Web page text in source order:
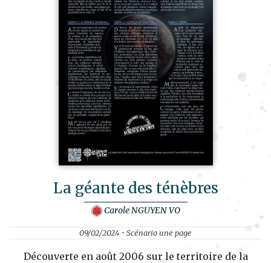
La géante des ténèbres
Carole NGUYEN VO
09/02/2024 • Scénario une page
Découverte en août 2006 sur le territoire de la